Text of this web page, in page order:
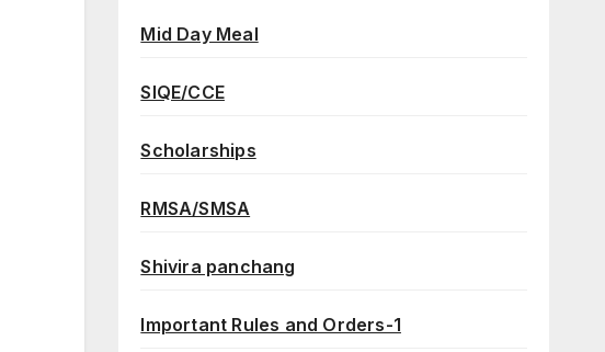
Mid Day Meal
SIQE/CCE
Scholarships
RMSA/SMSA
Shivira panchang
Important Rules and Orders-1